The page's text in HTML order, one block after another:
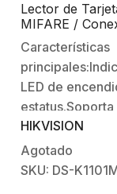
Lector de
MIFARE /
Wiegand y RS-
Estético y Fácil
Utilizar /
Características
LED de
estatus.Soporta
Protocolo
(W26/
tarjetas
HIKVISION
Agotado
SKU: DS-